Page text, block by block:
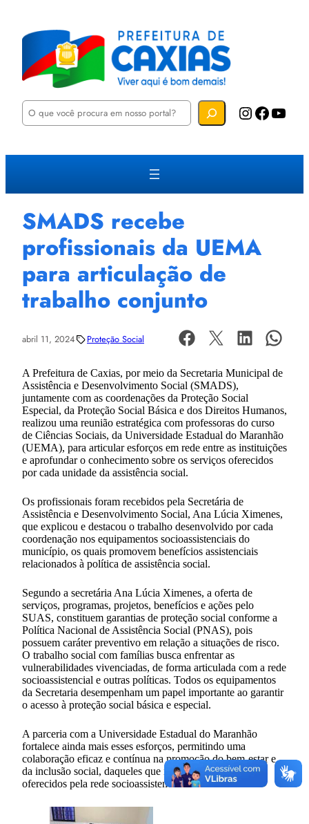
P
u
a
Instagram Facebook YouTube
SMADS recebe
profissionais da UEMA
para articulação de
trabalho conjunto
abril 11, 2024 Proteção Social
A Prefeitura de Caxias, por meio da Secretaria Municipal de
Assistência e Desenvolvimento Social (SMADS),
juntamente com as coordenações da Proteção Social
Especial, da Proteção Social Básica e dos Direitos Humanos,
realizou uma reunião estratégica com professoras do curso
de Ciências Sociais, da Universidade Estadual do Maranhão
(UEMA), para articular esforços em rede entre as instituições
e aprofundar o conhecimento sobre os serviços oferecidos
por cada unidade da assistência social.
Os profissionais foram recebidos pela Secretária de
Assistência e Desenvolvimento Social, Ana Lúcia Ximenes,
que explicou e destacou o trabalho desenvolvido por cada
coordenação nos equipamentos socioassistenciais do
município, os quais promovem benefícios assistenciais
relacionados à política de assistência social.
Segundo a secretária Ana Lúcia Ximenes, a oferta de
serviços, programas, projetos, benefícios e ações pelo
SUAS, constituem garantias de proteção social conforme a
Política Nacional de Assistência Social (PNAS), pois
possuem caráter preventivo em relação a situações de risco.
O trabalho social com famílias busca enfrentar as
vulnerabilidades vivenciadas, de forma articulada com a rede
socioassistencial e outras políticas. Todos os equipamentos
da Secretaria desempenham um papel importante ao garantir
o acesso à proteção social básica e especial.
A parceria com a Universidade Estadual do Maranhão
fortalece ainda mais esses esforços, permitindo uma
colaboração eficaz e contínua na promoção do bem-estar e
da inclusão social, daqueles que necessitam dos serviços
oferecidos pela rede socioassistencialas.